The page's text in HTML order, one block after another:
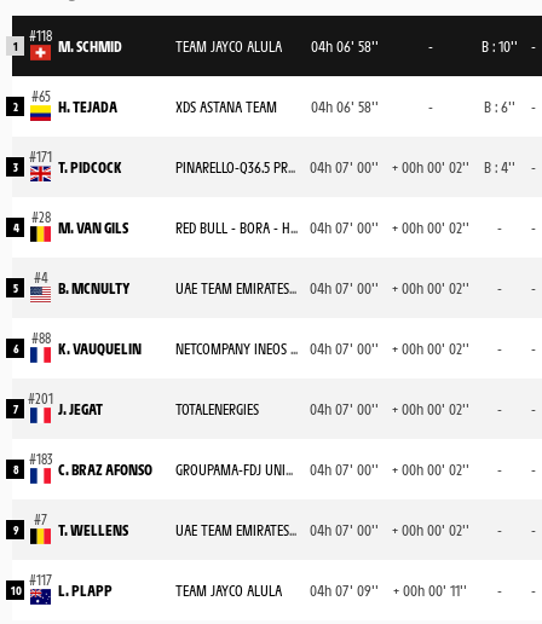
1 M. SCHMID TEAM JAYCO ALULA 04h 06' 58'' - B : 10'' -
2 H. TEJADA XDS ASTANA TEAM 04h 06' 58'' - B : 6'' -
3 T. PIDCOCK PINARELLO-Q36.5 PRO CYCLING TEAM 04h 07' 00'' + 00h 00' 02'' B : 4'' -
4 M. VAN GILS RED BULL - BORA - HANSGROHE 04h 07' 00'' + 00h 00' 02'' - -
5 B. MCNULTY UAE TEAM EMIRATES XRG 04h 07' 00'' + 00h 00' 02'' - -
6 K. VAUQUELIN NETCOMPANY INEOS CYCLING TEAM 04h 07' 00'' + 00h 00' 02'' - -
7 J. JEGAT TOTALENERGIES 04h 07' 00'' + 00h 00' 02'' - -
8 C. BRAZ AFONSO GROUPAMA-FDJ UNITED 04h 07' 00'' + 00h 00' 02'' - -
9 T. WELLENS UAE TEAM EMIRATES XRG 04h 07' 00'' + 00h 00' 02'' - -
10 L. PLAPP TEAM JAYCO ALULA 04h 07' 09'' + 00h 00' 11'' - -